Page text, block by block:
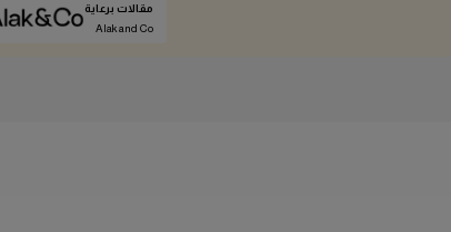
مقالات برعاية
Alak and Co